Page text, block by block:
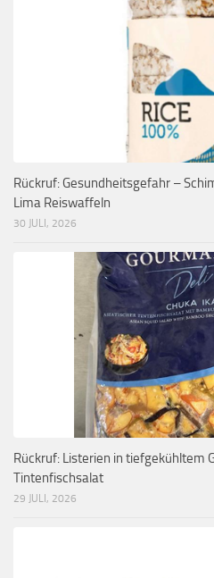
Rückruf: Gesundheitsgefahr –
Lima Reiswaffeln
30 JULI, 2026
Rückruf: Listerien in tiefgekühltem
Tintenfischsalat
29 JULI, 2026